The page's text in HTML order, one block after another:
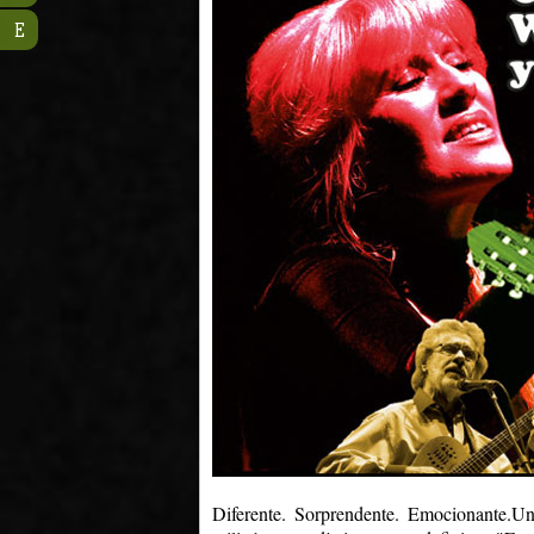
Diferente. Sorprendente.
E